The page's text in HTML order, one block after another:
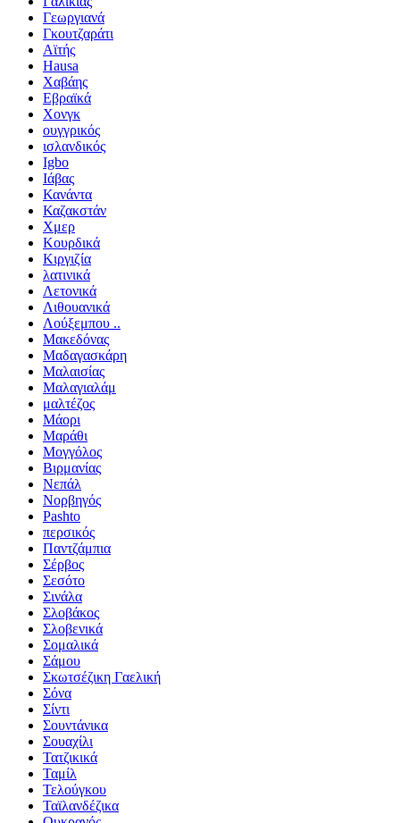
Γεωργιανά
Γκουτζαράτι
Αϊτής
Hausa
Χαβάης
Εβραϊκά
Χονγκ
ουγγρικός
ισλανδικός
Igbo
Ιάβας
Κανάντα
Καζακστάν
Χμερ
Κουρδικά
Κιργιζία
λατινικά
Λετονικά
Λιθουανικά
Λούξεμπου ..
Μακεδόνας
Μαδαγασκάρη
Μαλαισίας
Μαλαγιαλάμ
μαλτέζος
Μάορι
Μαράθι
Μογγόλος
Βιρμανίας
Νεπάλ
Νορβηγός
Pashto
περσικός
Παντζάμπια
Σέρβος
Σεσότο
Σινάλα
Σλοβάκος
Σλοβενικά
Σομαλικά
Σάμου
Σκωτσέζικη Γαελική
Σόνα
Σίντι
Σουντάνικα
Σουαχίλι
Τατζικικά
Ταμίλ
Τελούγκου
Ταϊλανδέζικα